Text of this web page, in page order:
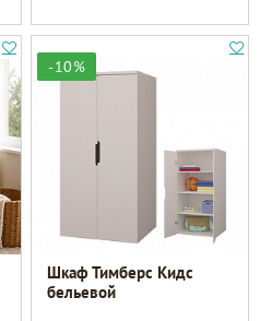
-10%
Шкаф Тимберс Кидс
бельевой